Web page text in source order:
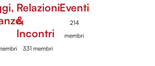
Relazioni
&
Incontri
331 membri
Eventi
214
membri